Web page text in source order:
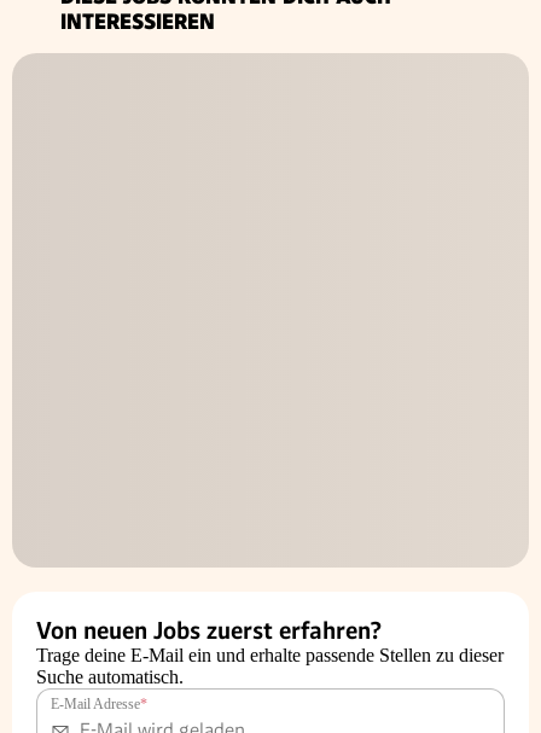
INTERESSIEREN
Von neuen Jobs zuerst erfahren?
Trage deine E-Mail ein und erhalte passende Stellen zu dieser
Suche automatisch.
E-Mail Adresse*